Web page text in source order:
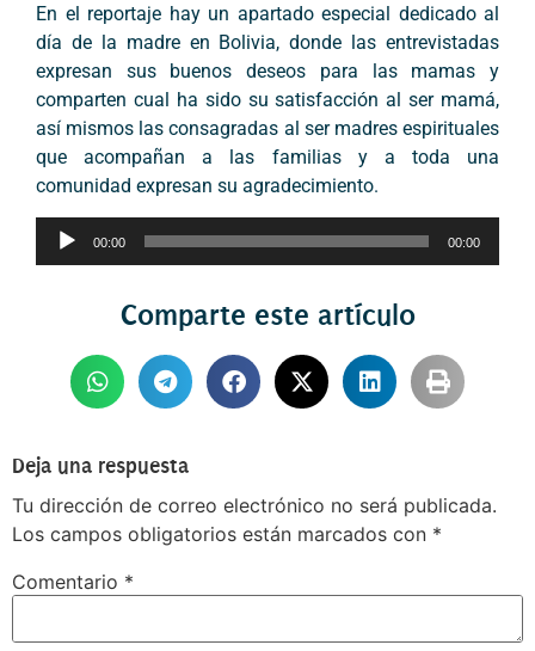
En el reportaje hay un apartado especial dedicado al
día de la madre en Bolivia, donde las entrevistadas
expresan sus buenos deseos para las mamas y
comparten cual ha sido su satisfacción al ser mamá,
así mismos las consagradas al ser madres espirituales
que acompañan a las familias y a toda una
comunidad expresan su agradecimiento.
Reproductor
00:00 00:00
Comparte este artículo
Deja una respuesta
Tu dirección de correo electrónico no será publicada.
Los campos obligatorios están marcados con *
Comentario *